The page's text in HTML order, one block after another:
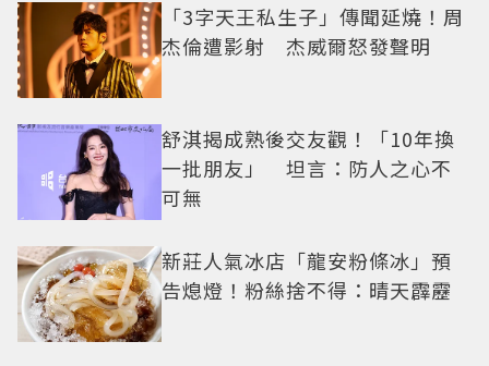
「3字天王私生子」傳聞延燒！周
杰倫遭影射 杰威爾怒發聲明
舒淇揭成熟後交友觀！「10年換
一批朋友」 坦言：防人之心不
可無
新莊人氣冰店「龍安粉條冰」預
告熄燈！粉絲捨不得：晴天霹靂